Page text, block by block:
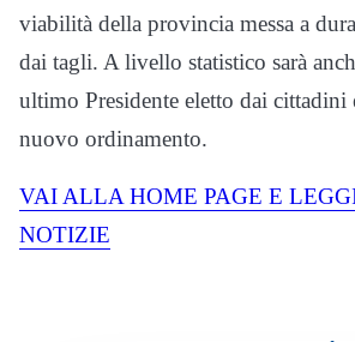
viabilità della provincia messa a
dai tagli. A livello statistico sarà
ultimo Presidente eletto dai
nuovo ordinamento.
VAI ALLA HOME PAGE E
NOTIZIE